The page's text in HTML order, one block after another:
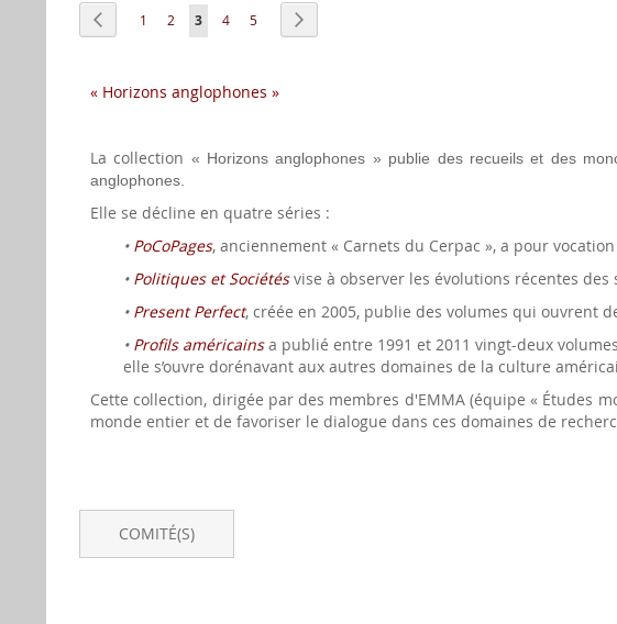
Page Précédent
Page
1 Page
2 Vous lisez actuellement la page
3 Page
4 Page
5
« Horizons anglophones »
La collection « Horizons anglophones » publie des recueils et des
anglophones.
Elle se décline en quatre séries :
• PoCoPages, anciennement « Carnets du Cerpac », a pour
• Politiques et Sociétésvise à observer les évolutions récentes
• Present Perfect, créée en 2005, publie des volumes qui ouvrent
• Profils américains a publié entre 1991 et 2011 vingt-deux
elle s’ouvre dorénavant aux autres domaines de la culture
Cette collection, dirigée par des membres d'EMMA (équipe «
monde entier et de favoriser le dialogue dans ces domaines de
COMITÉ(S)